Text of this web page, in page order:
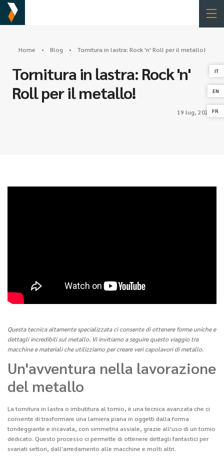
IT
EN
FR
Home • Blog • Tornitura in lastra: Rock 'n' Roll per il metallo!
Tornitura in lastra: Rock 'n'
Roll per il metallo!
19 lug, 2023
Questa tecnica altamente specializzata ci consente di ottenere forme uniche e
dettagli incredibili sul metallo. Vi invitiamo a seguire questo viaggio tra
macchine e materiali che utilizziamo per creare veri capolavori di metallo.
Un'avventura nella lavorazione
del metallo
La tornitura in lastra o imbutitura al tornio, è una tecnica avanzata che ci
consente di trasformare una lamiera piana in oggetti dalla forma
tondeggiante e incavata, con simmetria assiale, grazie all'uso di un tornio
dedicato. Questo processo ci permette di ottenere dettagli fantastici per
svariati settori, dall'arredamento alle macchine e molti altri.